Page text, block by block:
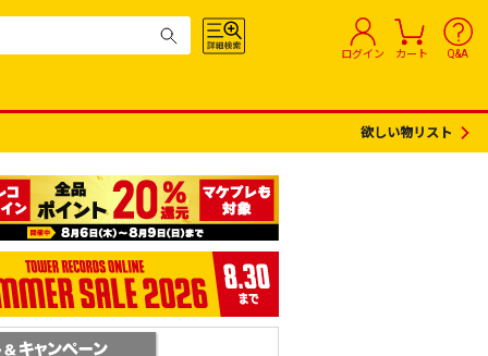
ログイン カート Q&A
欲しい物リスト